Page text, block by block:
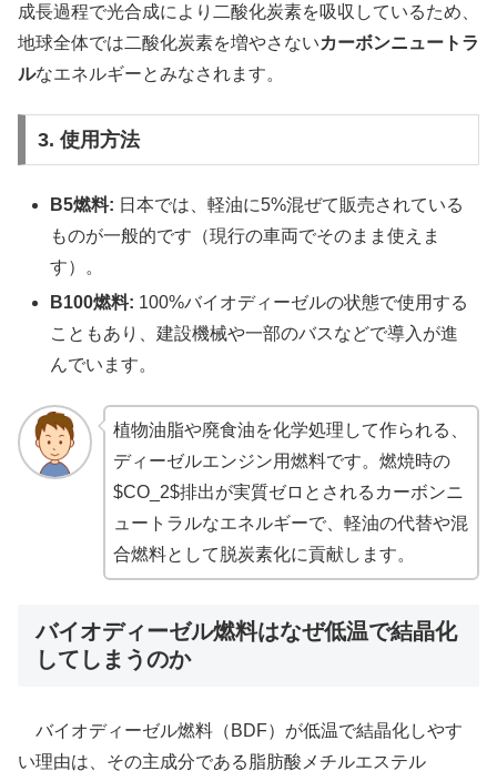
成長過程で光合成により二酸化炭素を吸収しているため、
地球全体では二酸化炭素を増やさないカーボンニュートラ
ルなエネルギーとみなされます。
3. 使用方法
B5燃料: 日本では、軽油に5%混ぜて販売されている
ものが一般的です（現行の車両でそのまま使えま
す）。
B100燃料: 100%バイオディーゼルの状態で使用する
こともあり、建設機械や一部のバスなどで導入が進
んでいます。
植物油脂や廃食油を化学処理して作られる、
ディーゼルエンジン用燃料です。燃焼時の
$CO_2$排出が実質ゼロとされるカーボンニ
ュートラルなエネルギーで、軽油の代替や混
合燃料として脱炭素化に貢献します。
バイオディーゼル燃料はなぜ低温で結晶化
してしまうのか
バイオディーゼル燃料（BDF）が低温で結晶化しやす
い理由は、その主成分である脂肪酸メチルエステル